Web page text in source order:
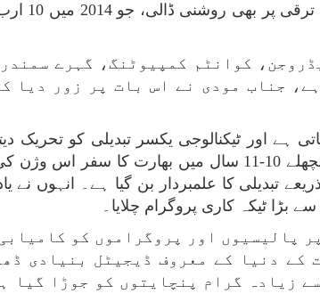
سیمی کنڈکٹر
کوانٹم کمپیوٹنگ، گہرے
جناب مودی نے اس بات پر زور دیا
اور ٹیکنالوجی یکسر تبدیلی کو تحریک
کامیابیوں کی بنیاد مضبوط ہوتی ہے‘‘۔ وزیر اعظم نے اس بات پر روشنی ڈالی کہ پچھلے 10-11
بڑا ٹیکہ کاری پروگرام چلایا۔
پالیسیوں اور پروگراموں کو
کے دنیا کے معروف ڈیجیٹل بنیادی
زیادہ گرام پنچایتوں کو جوڑا گیا